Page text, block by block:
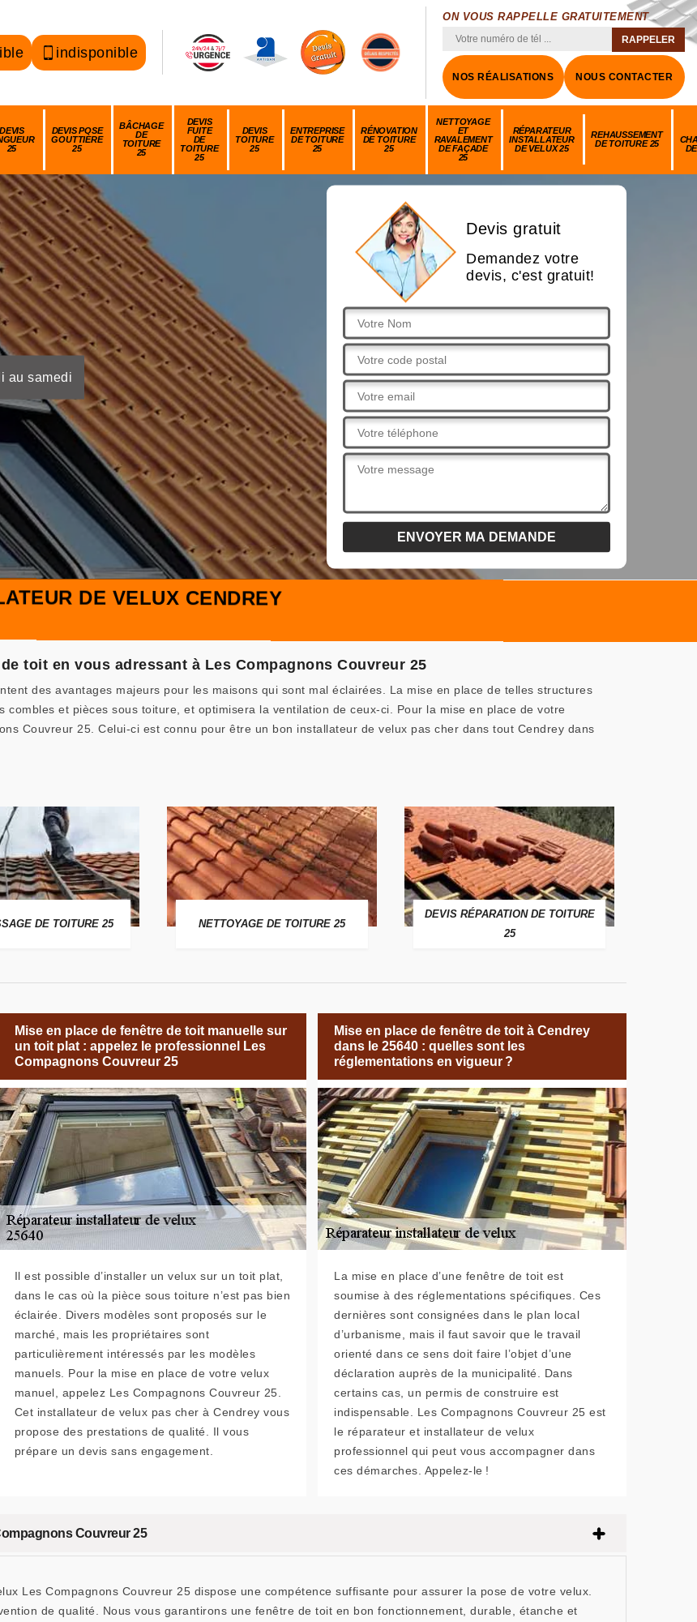
indisponible
ON VOUS RAPPELLE GRATUITEMENT
NOS RÉALISATIONS NOUS CONTACTER
DEVIS
25
DEVIS POSE
GOUTTIÈRE
25
BÂCHAGE
DE
TOITURE
25
DEVIS
FUITE
DE
TOITURE
25
DEVIS
TOITURE
25
ENTREPRISE
DE TOITURE
25
RÉNOVATION
DE TOITURE
25
NETTOYAGE
ET
RAVALEMENT
DE FAÇADE
25
RÉPARATEUR
INSTALLATEUR
DE VELUX 25
REHAUSSEMENT
DE TOITURE 25
au samedi
Devis gratuit
Demandez votre
devis, c'est gratuit!
DE VELUX CENDREY
toit en vous adressant à Les Compagnons Couvreur 25
des avantages majeurs pour les maisons qui sont mal éclairées. La mise en place de telles structures
combles et pièces sous toiture, et optimisera la ventilation de ceux-ci. Pour la mise en place de votre
Couvreur 25. Celui-ci est connu pour être un bon installateur de velux pas cher dans tout Cendrey dans
DE TOITURE 25 NETTOYAGE DE TOITURE 25
DEVIS RÉPARATION DE TOITURE
25
Mise en place de fenêtre de toit manuelle sur
un toit plat : appelez le professionnel Les
Compagnons Couvreur 25
Il est possible d’installer un velux sur un toit plat,
dans le cas où la pièce sous toiture n’est pas bien
éclairée. Divers modèles sont proposés sur le
marché, mais les propriétaires sont
particulièrement intéressés par les modèles
manuels. Pour la mise en place de votre velux
manuel, appelez Les Compagnons Couvreur 25.
Cet installateur de velux pas cher à Cendrey vous
propose des prestations de qualité. Il vous
prépare un devis sans engagement.
Mise en place de fenêtre de toit à Cendrey
dans le 25640 : quelles sont les
réglementations en vigueur ?
La mise en place d’une fenêtre de toit est
soumise à des réglementations spécifiques. Ces
dernières sont consignées dans le plan local
d’urbanisme, mais il faut savoir que le travail
orienté dans ce sens doit faire l’objet d’une
déclaration auprès de la municipalité. Dans
certains cas, un permis de construire est
indispensable. Les Compagnons Couvreur 25 est
le réparateur et installateur de velux
professionnel qui peut vous accompagner dans
ces démarches. Appelez-le !
Couvreur 25
Les Compagnons Couvreur 25 dispose une compétence suffisante pour assurer la pose de votre velux.
de qualité. Nous vous garantirons une fenêtre de toit en bon fonctionnement, durable, étanche et